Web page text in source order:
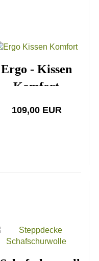
Ergo - Kissen
Komfort
109,00 EUR